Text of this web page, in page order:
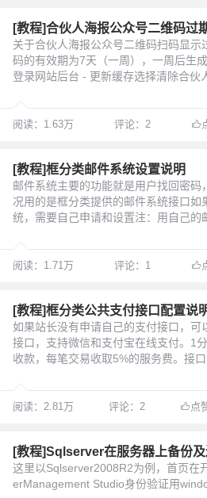
[教程]合伙人海报公众号二维码过
关于合伙人海报公众号二维码扫码显示
码的有效期为7天（一周），一周后生
登录网站后台 - 更新缓存选择清除合伙
阅读：1.63万 评论：2
[教程]框分类邮件系统设置说明
邮件系统主要的功能就是用户找回密码
况用的是框分类提供的邮件系统接口如
统，需要自己申请和设置注：用自己的
阅读：1.71万 评论：1
[教程]框分类公共支付接口配置说
如果站长没有申请自己的支付接口，可
接口，支持微信和支付宝在线支付。1
收款，每笔交易收取5%的服务费。接
阅读：2.81万 评论：2 点
[教程]Sqlserver在服务器上备份
这里以Sqlserver2008R2为例，首页在
erManagement Studio身份验证用